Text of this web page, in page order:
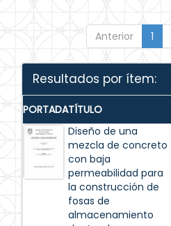
Anterior 1
Resultados por ítem:
PORTADATÍTULO
Diseño de una
mezcla de concreto
con baja
permeabilidad para
la construcción de
fosas de
almacenamiento